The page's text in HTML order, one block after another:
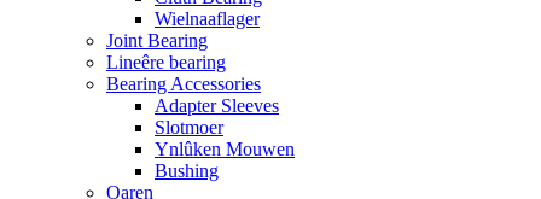
Wielnaaflager
Joint Bearing
Lineêre bearing
Bearing Accessories
Adapter Sleeves
Slotmoer
Ynlûken Mouwen
Bushing
Oaren